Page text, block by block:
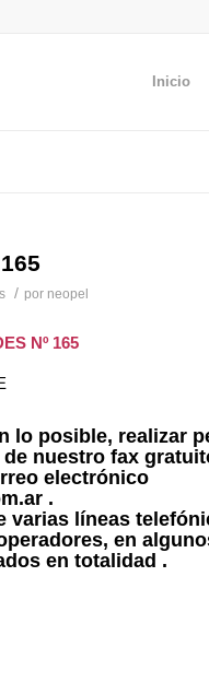
Inicio
/ por neopel
Nº 165
lo posible, realizar
nuestro fax
electrónico
.
varias líneas
en
en totalidad .